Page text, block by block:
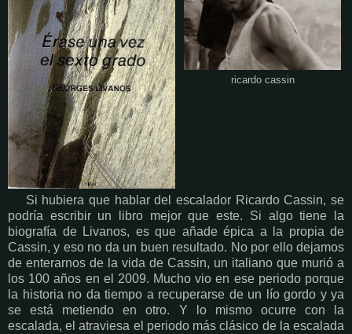
ricardo cassin
Si hubiera que hablar del escalador Ricardo Cassin, se
podría escribir un libro mejor que este. Si algo tiene la
biografía de Livanos, es que añade épica a la propia de
Cassin, y eso no da un buen resultado. No por ello dejamos
de enterarnos de la vida de Cassin, un italiano que murió a
los 100 años en el 2009. Mucho vio en ese periodo porque
la historia no da tiempo a recuperarse de un lío gordo y ya
se está metiendo en otro. Y lo mismo ocurre con la
escalada, el atraviesa el periodo más clásico de la escalada